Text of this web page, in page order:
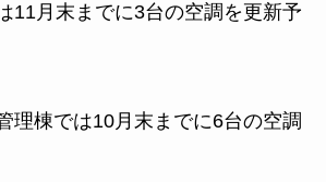
11月末までに3台の空調を更新予
理棟では10月末までに6台の空調